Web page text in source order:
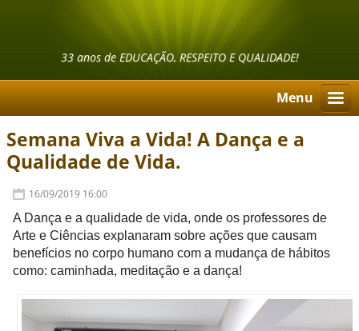
33 anos de EDUCAÇÃO, RESPEITO E QUALIDADE!
Menu
Semana Viva a Vida! A Dança e a
Qualidade de Vida.
16/09/2019 16:00
A Dança e a qualidade de vida, onde os professores de
Arte e Ciências explanaram sobre ações que causam
benefícios no corpo humano com a mudança de hábitos
como: caminhada, meditação e a dança!